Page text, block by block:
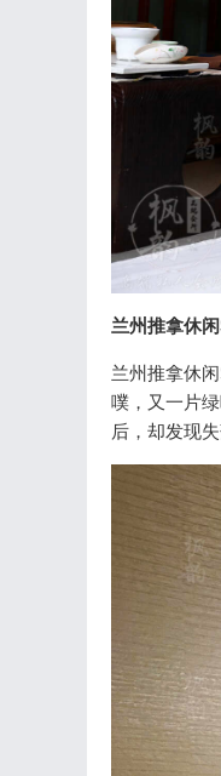
兰州推拿休
兰州推拿休
噗，又一片
后，却发现